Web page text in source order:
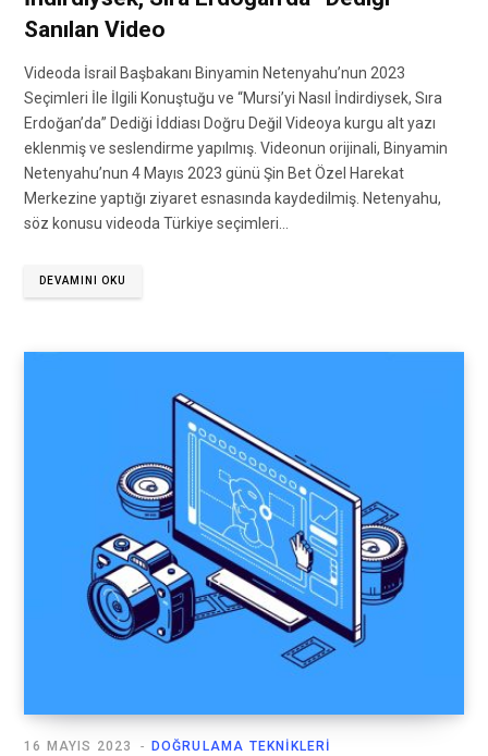
Sanılan Video
Videoda İsrail Başbakanı Binyamin Netenyahu’nun 2023
Seçimleri İle İlgili Konuştuğu ve “Mursi’yi Nasıl İndirdiysek, Sıra
Erdoğan’da” Dediği İddiası Doğru Değil Videoya kurgu alt yazı
eklenmiş ve seslendirme yapılmış. Videonun orijinali, Binyamin
Netenyahu’nun 4 Mayıs 2023 günü Şin Bet Özel Harekat
Merkezine yaptığı ziyaret esnasında kaydedilmiş. Netenyahu,
söz konusu videoda Türkiye seçimleri…
DEVAMINI OKU
DOĞRULAMA TEKNIKLERI
16 MAYIS 2023